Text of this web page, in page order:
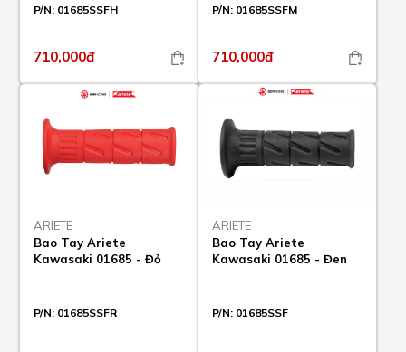
P/N: 01685SSFH
710,000đ
P/N: 01685SSFM
710,000đ
ARIETE
Bao Tay Ariete
Kawasaki 01685 - Đỏ
P/N: 01685SSFR
ARIETE
Bao Tay Ariete
Kawasaki 01685 - Đen
P/N: 01685SSF